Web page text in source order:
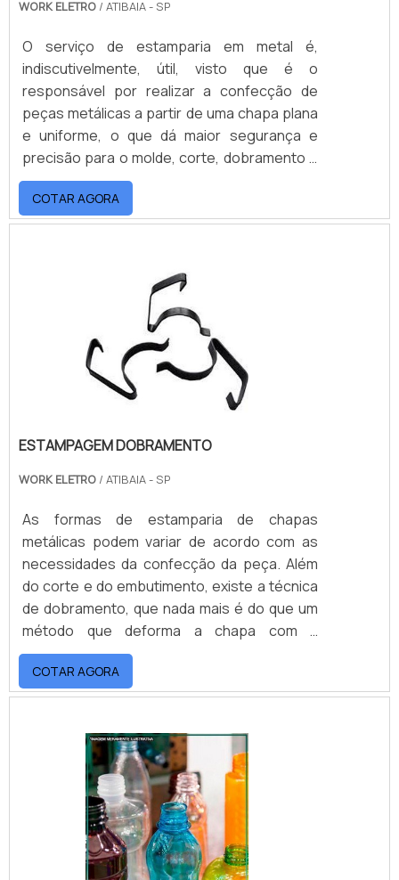
WORK ELETRO / ATIBAIA - SP
O serviço de estamparia em metal é,
indiscutivelmente, útil, visto que é o
responsável por realizar a confecção de
peças metálicas a partir de uma chapa plana
e uniforme, o que dá maior segurança e
precisão para o molde, corte, dobramento e
quaisquer outros trabalhos utilizados na
estampagem, permitindo o melhor
acabamento à peça. ONDE ENCONTRAR
importância encontrada na estamparia, é
primordial que apenas uma mão de obra
especializada a realize, minimizando os pro.
COTAR AGORA
ESTAMPAGEM DOBRAMENTO
WORK ELETRO / ATIBAIA - SP
As formas de estamparia de chapas
metálicas podem variar de acordo com as
necessidades da confecção da peça. Além
do corte e do embutimento, existe a técnica
de dobramento, que nada mais é do que um
método que deforma a chapa com a
finalidade de obter uma curva,
independentemente do local do metal. Na
prática, a estampagem dobramento é de
de peça, permitindo que fiquem com o
formato desejado.MAIS SOBRE O
SERVIÇOUm dos principais benefícios da
estampagem .
COTAR AGORA